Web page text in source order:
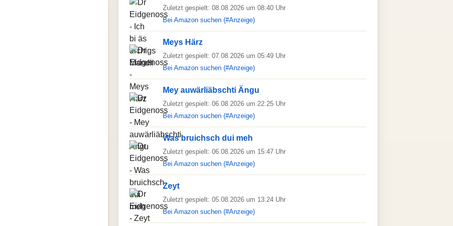
Zuletzt gespielt: 08.08.2026 um 08:40 Uhr
Bei Amazon suchen (#Anzeige)
Meys Härz
Zuletzt gespielt: 07.08.2026 um 05:49 Uhr
Bei Amazon suchen (#Anzeige)
Mey auwärliäbschti Ängu
Zuletzt gespielt: 06.08.2026 um 22:25 Uhr
Bei Amazon suchen (#Anzeige)
Was bruichsch dui meh
Zuletzt gespielt: 06.08.2026 um 15:47 Uhr
Bei Amazon suchen (#Anzeige)
Zeyt
Zuletzt gespielt: 05.08.2026 um 13:24 Uhr
Bei Amazon suchen (#Anzeige)